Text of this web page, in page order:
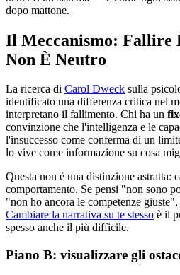
dopo mattone.
Il Meccanismo: Fallire
Non È Neutro
La ricerca di Carol Dweck sulla
identificato una differenza critica nel
interpretano il fallimento. Chi ha un
convinzione che l'intelligenza e le
l'insuccesso come conferma di un
lo vive come informazione su cosa
Questa non è una distinzione astratta:
comportamento. Se pensi "non sono
"non ho ancora le competenze
Cambiare la narrativa su te stesso è il
spesso anche il più difficile.
Piano B: visualizzare gli